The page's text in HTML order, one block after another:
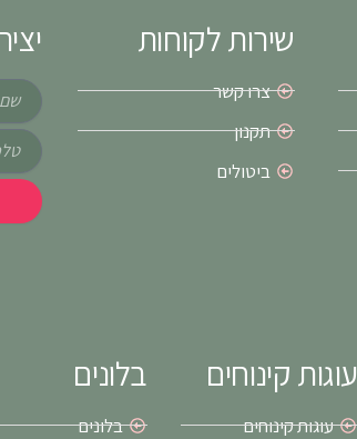
שירות לקוחות
צרו קשר
תקנון
ביטולים
שם
טלפון
עוגות קינוחים
עוגות קינוחים
בלונים
בלונים